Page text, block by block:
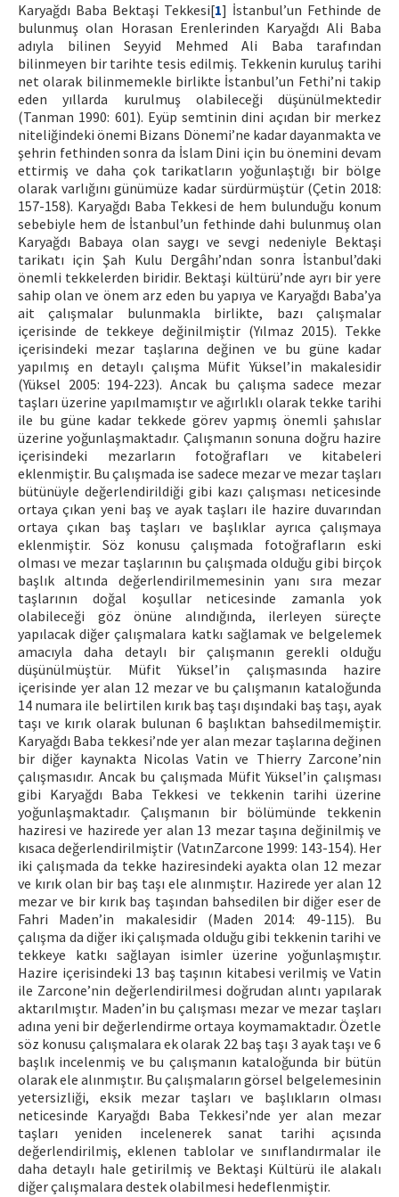
Karyağdı Baba Bektaşi Tekkesi[1] İstanbul’un Fethinde de
bulunmuş olan Horasan Erenlerinden Karyağdı Ali Baba
adıyla bilinen Seyyid Mehmed Ali Baba tarafından
bilinmeyen bir tarihte tesis edilmiş. Tekkenin kuruluş tarihi
net olarak bilinmemekle birlikte İstanbul’un Fethi’ni takip
eden yıllarda kurulmuş olabileceği düşünülmektedir
(Tanman 1990: 601). Eyüp semtinin dini açıdan bir merkez
niteliğindeki önemi Bizans Dönemi’ne kadar dayanmakta ve
şehrin fethinden sonra da İslam Dini için bu önemini devam
ettirmiş ve daha çok tarikatların yoğunlaştığı bir bölge
olarak varlığını günümüze kadar sürdürmüştür (Çetin 2018:
157-158). Karyağdı Baba Tekkesi de hem bulunduğu konum
sebebiyle hem de İstanbul’un fethinde dahi bulunmuş olan
Karyağdı Babaya olan saygı ve sevgi nedeniyle Bektaşi
tarikatı için Şah Kulu Dergâhı’ndan sonra İstanbul’daki
önemli tekkelerden biridir. Bektaşi kültürü’nde ayrı bir yere
sahip olan ve önem arz eden bu yapıya ve Karyağdı Baba’ya
ait çalışmalar bulunmakla birlikte, bazı çalışmalar
içerisinde de tekkeye değinilmiştir (Yılmaz 2015). Tekke
içerisindeki mezar taşlarına değinen ve bu güne kadar
yapılmış en detaylı çalışma Müfit Yüksel’in makalesidir
(Yüksel 2005: 194-223). Ancak bu çalışma sadece mezar
taşları üzerine yapılmamıştır ve ağırlıklı olarak tekke tarihi
ile bu güne kadar tekkede görev yapmış önemli şahıslar
üzerine yoğunlaşmaktadır. Çalışmanın sonuna doğru hazire
içerisindeki mezarların fotoğrafları ve kitabeleri
eklenmiştir. Bu çalışmada ise sadece mezar ve mezar taşları
bütünüyle değerlendirildiği gibi kazı çalışması neticesinde
ortaya çıkan yeni baş ve ayak taşları ile hazire duvarından
ortaya çıkan baş taşları ve başlıklar ayrıca çalışmaya
eklenmiştir. Söz konusu çalışmada fotoğrafların eski
olması ve mezar taşlarının bu çalışmada olduğu gibi birçok
başlık altında değerlendirilmemesinin yanı sıra mezar
taşlarının doğal koşullar neticesinde zamanla yok
olabileceği göz önüne alındığında, ilerleyen süreçte
yapılacak diğer çalışmalara katkı sağlamak ve belgelemek
amacıyla daha detaylı bir çalışmanın gerekli olduğu
düşünülmüştür. Müfit Yüksel’in çalışmasında hazire
içerisinde yer alan 12 mezar ve bu çalışmanın kataloğunda
14 numara ile belirtilen kırık baş taşı dışındaki baş taşı, ayak
taşı ve kırık olarak bulunan 6 başlıktan bahsedilmemiştir.
Karyağdı Baba tekkesi’nde yer alan mezar taşlarına değinen
bir diğer kaynakta Nicolas Vatin ve Thierry Zarcone’nin
çalışmasıdır. Ancak bu çalışmada Müfit Yüksel’in çalışması
gibi Karyağdı Baba Tekkesi ve tekkenin tarihi üzerine
yoğunlaşmaktadır. Çalışmanın bir bölümünde tekkenin
haziresi ve hazirede yer alan 13 mezar taşına değinilmiş ve
kısaca değerlendirilmiştir (VatınZarcone 1999: 143-154). Her
iki çalışmada da tekke haziresindeki ayakta olan 12 mezar
ve kırık olan bir baş taşı ele alınmıştır. Hazirede yer alan 12
mezar ve bir kırık baş taşından bahsedilen bir diğer eser de
Fahri Maden’in makalesidir (Maden 2014: 49-115). Bu
çalışma da diğer iki çalışmada olduğu gibi tekkenin tarihi ve
tekkeye katkı sağlayan isimler üzerine yoğunlaşmıştır.
Hazire içerisindeki 13 baş taşının kitabesi verilmiş ve Vatin
ile Zarcone’nin değerlendirilmesi doğrudan alıntı yapılarak
aktarılmıştır. Maden’in bu çalışması mezar ve mezar taşları
adına yeni bir değerlendirme ortaya koymamaktadır. Özetle
söz konusu çalışmalara ek olarak 22 baş taşı 3 ayak taşı ve 6
başlık incelenmiş ve bu çalışmanın kataloğunda bir bütün
olarak ele alınmıştır. Bu çalışmaların görsel belgelemesinin
yetersizliği, eksik mezar taşları ve başlıkların olması
neticesinde Karyağdı Baba Tekkesi’nde yer alan mezar
taşları yeniden incelenerek sanat tarihi açısında
değerlendirilmiş, eklenen tablolar ve sınıflandırmalar ile
daha detaylı hale getirilmiş ve Bektaşi Kültürü ile alakalı
diğer çalışmalara destek olabilmesi hedeflenmiştir.